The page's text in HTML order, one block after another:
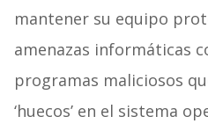
mantener su equipo
amenazas informáticas
programas maliciosos
‘huecos’ en el sistema